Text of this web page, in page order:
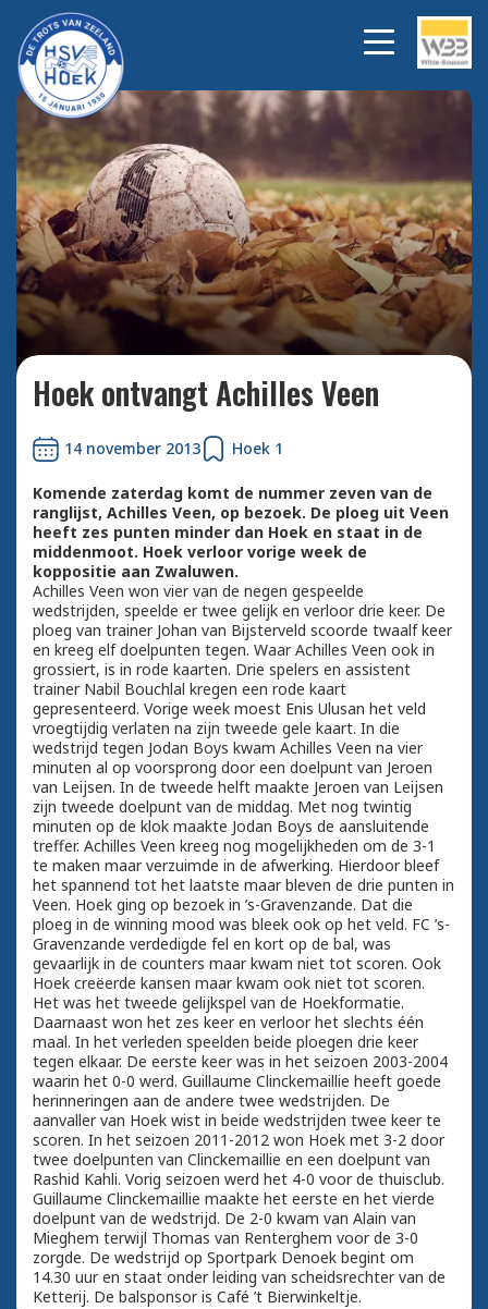
Bekijk alle foto's
Hoek ontvangt Achilles Veen
14 november 2013 Hoek 1
Komende zaterdag komt de nummer zeven van de
ranglijst, Achilles Veen, op bezoek. De ploeg uit Veen
heeft zes punten minder dan Hoek en staat in de
middenmoot. Hoek verloor vorige week de
koppositie aan Zwaluwen.
Achilles Veen won vier van de negen gespeelde
wedstrijden, speelde er twee gelijk en verloor drie keer. De
ploeg van trainer Johan van Bijsterveld scoorde twaalf keer
en kreeg elf doelpunten tegen. Waar Achilles Veen ook in
grossiert, is in rode kaarten. Drie spelers en assistent
trainer Nabil Bouchlal kregen een rode kaart
gepresenteerd. Vorige week moest Enis Ulusan het veld
vroegtijdig verlaten na zijn tweede gele kaart. In die
wedstrijd tegen Jodan Boys kwam Achilles Veen na vier
minuten al op voorsprong door een doelpunt van Jeroen
van Leijsen. In de tweede helft maakte Jeroen van Leijsen
zijn tweede doelpunt van de middag. Met nog twintig
minuten op de klok maakte Jodan Boys de aansluitende
treffer. Achilles Veen kreeg nog mogelijkheden om de 3-1
te maken maar verzuimde in de afwerking. Hierdoor bleef
het spannend tot het laatste maar bleven de drie punten in
Veen. Hoek ging op bezoek in ’s-Gravenzande. Dat die
ploeg in de winning mood was bleek ook op het veld. FC ’s-
Gravenzande verdedigde fel en kort op de bal, was
gevaarlijk in de counters maar kwam niet tot scoren. Ook
Hoek creëerde kansen maar kwam ook niet tot scoren.
Het was het tweede gelijkspel van de Hoekformatie.
Daarnaast won het zes keer en verloor het slechts één
maal. In het verleden speelden beide ploegen drie keer
tegen elkaar. De eerste keer was in het seizoen 2003-2004
waarin het 0-0 werd. Guillaume Clinckemaillie heeft goede
herinneringen aan de andere twee wedstrijden. De
aanvaller van Hoek wist in beide wedstrijden twee keer te
scoren. In het seizoen 2011-2012 won Hoek met 3-2 door
twee doelpunten van Clinckemaillie en een doelpunt van
Rashid Kahli. Vorig seizoen werd het 4-0 voor de thuisclub.
Guillaume Clinckemaillie maakte het eerste en het vierde
doelpunt van de wedstrijd. De 2-0 kwam van Alain van
Mieghem terwijl Thomas van Renterghem voor de 3-0
zorgde. De wedstrijd op Sportpark Denoek begint om
14.30 uur en staat onder leiding van scheidsrechter van de
Ketterij. De balsponsor is Café ’t Bierwinkeltje.